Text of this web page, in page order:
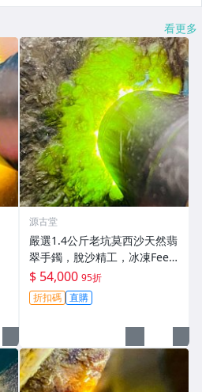
看更多
源古堂
嚴選1.4公斤老坑莫西沙天然翡
翠手鐲，脫沙精工，冰凍Feel
足，熒光璀璨，保真收藏級#
翡翠 #天然翡翠 #A貨翡翠玉石
$ 54,000 95折
折扣碼 直購